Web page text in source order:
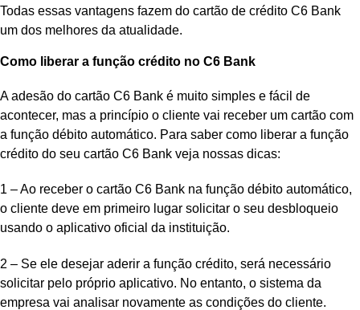
Todas essas vantagens fazem do cartão de crédito C6 Bank
um dos melhores da atualidade.
Como liberar a função crédito no C6 Bank
A adesão do cartão C6 Bank é muito simples e fácil de
acontecer, mas a princípio o cliente vai receber um cartão com
a função débito automático. Para saber como liberar a função
crédito do seu cartão C6 Bank veja nossas dicas:
1 – Ao receber o cartão C6 Bank na função débito automático,
o cliente deve em primeiro lugar solicitar o seu desbloqueio
usando o aplicativo oficial da instituição.
2 – Se ele desejar aderir a função crédito, será necessário
solicitar pelo próprio aplicativo. No entanto, o sistema da
empresa vai analisar novamente as condições do cliente.